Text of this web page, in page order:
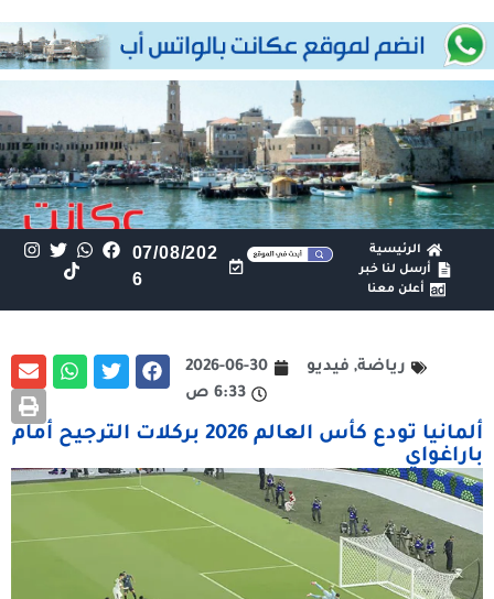
الرئيسية
أرسل لنا خبر
أعلن معنا
07/08/202
6
رياضة, فيديو
2026-06-30
6:33 ص
ألمانيا تودع كأس العالم 2026 بركلات الترجيح أمام
باراغواي